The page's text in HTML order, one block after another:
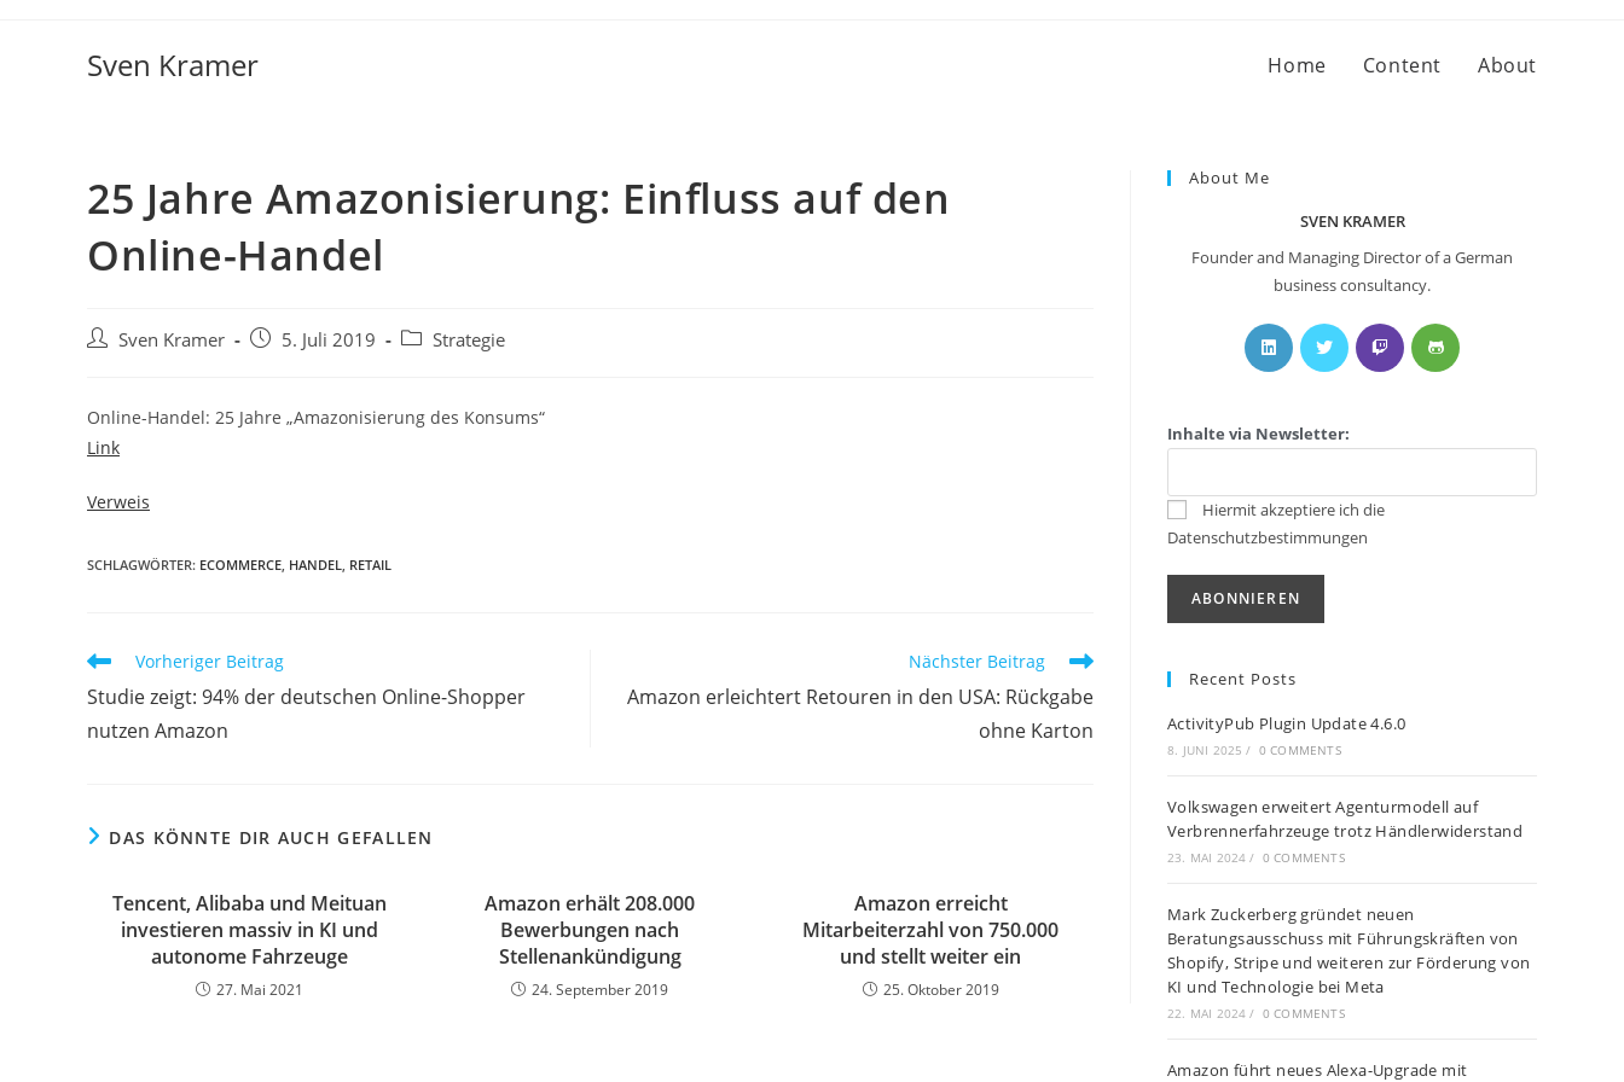
Sven Kramer Home Content About
25 Jahre Amazonisierung: Einfluss auf den
Online-Handel
Sven Kramer 5. Juli 2019 Strategie
Online-Handel: 25 Jahre „Amazonisierung des Konsums“
Link
Verweis
SCHLAGWÖRTER: ECOMMERCE, HANDEL, RETAIL
Vorheriger Beitrag
Studie zeigt: 94% der deutschen Online-Shopper
nutzen Amazon
Nächster Beitrag
Amazon erleichtert Retouren in den USA: Rückgabe
ohne Karton
DAS KÖNNTE DIR AUCH GEFALLEN
Tencent, Alibaba und Meituan
investieren massiv in KI und
autonome Fahrzeuge
27. Mai 2021
Amazon erhält 208.000
Bewerbungen nach
Stellenankündigung
24. September 2019
Amazon erreicht
Mitarbeiterzahl von 750.000
und stellt weiter ein
25. Oktober 2019
About Me
SVEN KRAMER
Founder and Managing Director of a German
business consultancy.
Inhalte via Newsletter:
Hiermit akzeptiere ich die
Datenschutzbestimmungen
Recent Posts
ActivityPub Plugin Update 4.6.0
8. JUNI 2025 / 0 COMMENTS
Volkswagen erweitert Agenturmodell auf
Verbrennerfahrzeuge trotz Händlerwiderstand
23. MAI 2024 / 0 COMMENTS
Mark Zuckerberg gründet neuen
Beratungsausschuss mit Führungskräften von
Shopify, Stripe und weiteren zur Förderung von
KI und Technologie bei Meta
22. MAI 2024 / 0 COMMENTS
Amazon führt neues Alexa-Upgrade mit